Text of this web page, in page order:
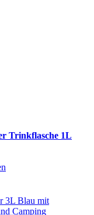
Trinkflasche 1L